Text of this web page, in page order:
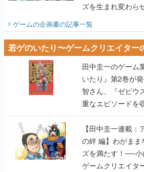
ズを生まれ変わら
ビュー】
ゲームの企画書の記事一覧
若ゲのいたり〜ゲームクリエイター
田中圭一のゲーム
いたり』第2巻が
智さん、『ゼビウ
重なエピソードを
【田中圭一連載：ア
の絆 編】わがま
ズを満たす！──小
ゲームクリエイタ